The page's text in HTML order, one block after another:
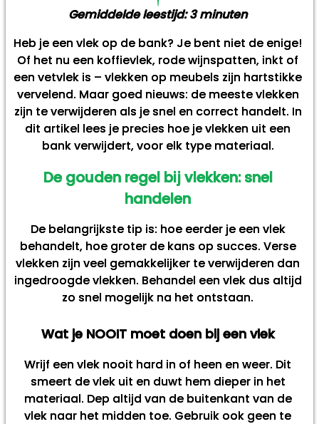
Gemiddelde leestijd:3minuten
Heb je een vlek op de bank? Je bent niet de enige!
Of het nu een koffievlek, rode wijnspatten, inkt of
een vetvlek is – vlekken op meubels zijn hartstikke
vervelend. Maar goed nieuws: de meeste vlekken
zijn te verwijderen als je snel en correct handelt. In
dit artikel lees je precies hoe je vlekken uit een
bank verwijdert, voor elk type materiaal.
De gouden regel bij vlekken: snel
handelen
De belangrijkste tip is: hoe eerder je een vlek
behandelt, hoe groter de kans op succes. Verse
vlekken zijn veel gemakkelijker te verwijderen dan
ingedroogde vlekken. Behandel een vlek dus altijd
zo snel mogelijk na het ontstaan.
Wat je NOOIT moet doen bij een vlek
Wrijf een vlek nooit hard in of heen en weer. Dit
smeert de vlek uit en duwt hem dieper in het
materiaal. Dep altijd van de buitenkant van de
vlek naar het midden toe. Gebruik ook geen te